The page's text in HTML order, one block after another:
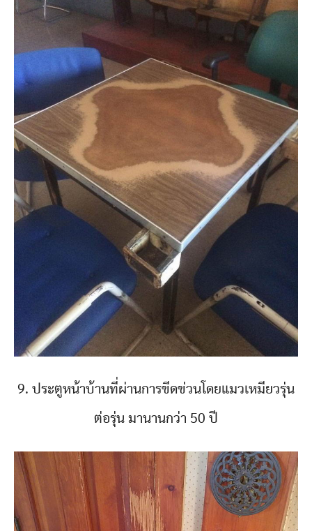
9. ประตูหน้าบ้านที่ผ่านการขีดข่วนโดยแมวเหมียวรุ่น
ต่อรุ่น มานานกว่า 50 ปี